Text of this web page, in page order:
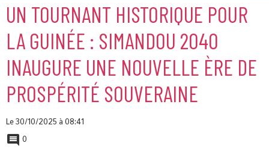
UN TOURNANT HISTORIQUE POUR
LA GUINÉE : SIMANDOU 2040
INAUGURE UNE NOUVELLE ÈRE DE
PROSPÉRITÉ SOUVERAINE
Le 30/10/2025 à 08:41
0